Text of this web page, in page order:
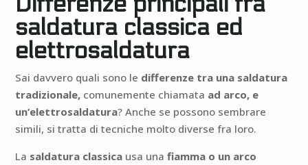
saldatura classica ed
elettrosaldatura
Sai davvero quali sono le differenze tra una saldatura
tradizionale, comunemente chiamata ad arco, e
un’elettrosaldatura? Anche se possono sembrare
simili, si tratta di tecniche molto diverse fra loro.
La saldatura classica usa unafiamma o un arco